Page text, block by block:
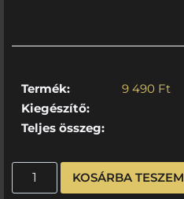
Termék: 9 490 Ft
Kiegészítő:
Teljes összeg:
KOSÁRBA TESZEM